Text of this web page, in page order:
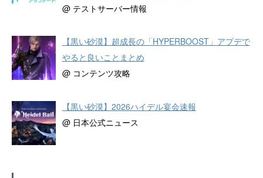
@ テストサーバー情報
【黒い砂漠】超成長の「HYPERBOOST」アプデで
やると良いことまとめ
@ コンテンツ攻略
【黒い砂漠】2026ハイデル宴会速報
@ 日本公式ニュース